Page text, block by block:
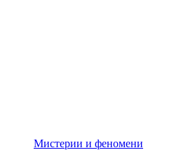
Мистерии и феномени